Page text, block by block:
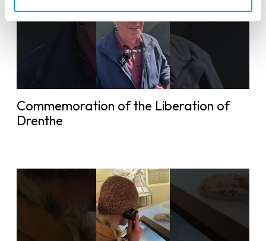
Commemoration of the Liberation of
Drenthe